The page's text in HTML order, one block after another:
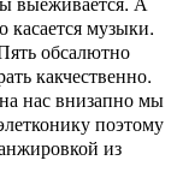
музыки.
обсалютно
какчественно.
нас внизапно мы
поэтому
из